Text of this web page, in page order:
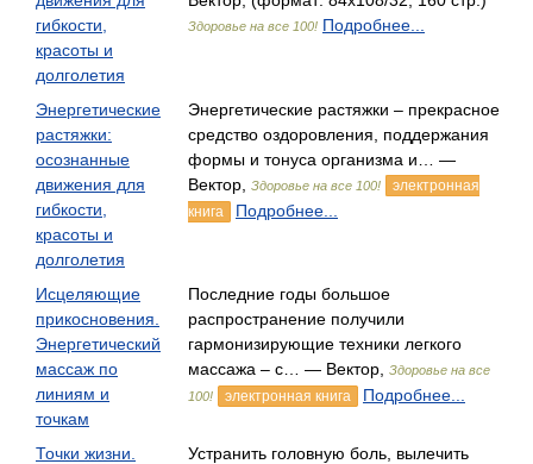
гибкости,
красоты и
долголетия
Здоровье на все 100! Подробнее...
Энергетические
растяжки:
осознанные
движения для
гибкости,
красоты и
долголетия
Энергетические растяжки – прекрасное
средство оздоровления, поддержания
формы и тонуса организма и… —
Вектор,
Здоровье на все 100!
электронная
книга
Подробнее...
Исцеляющие
прикосновения.
Энергетический
массаж по
линиям и
точкам
Последние годы большое
распространение получили
гармонизирующие техники легкого
массажа – с… — Вектор,
Здоровье на все
100!
электронная книга Подробнее...
Точки жизни.
Устранить головную боль, вылечить